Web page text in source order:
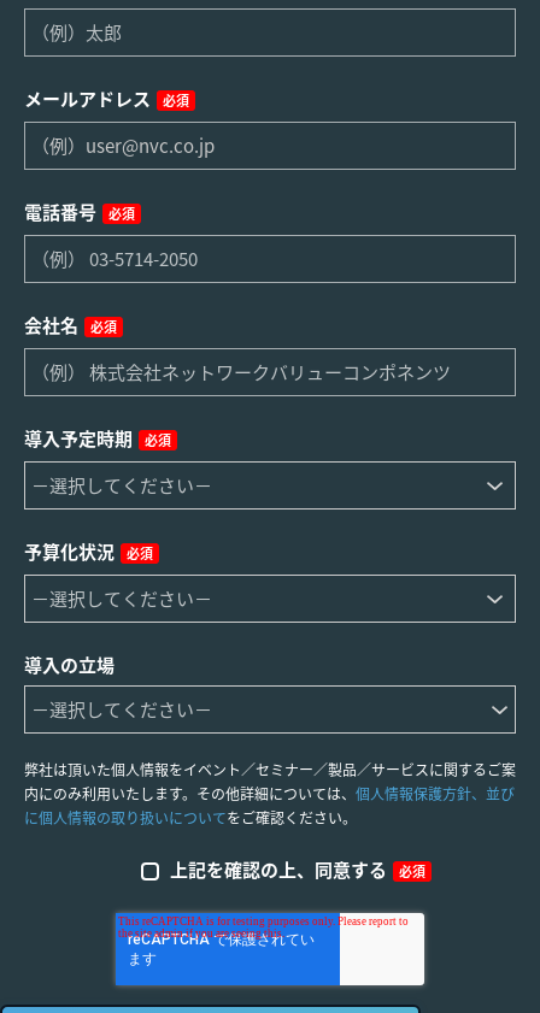
メールアドレス 必須
電話番号 必須
会社名 必須
導入予定時期 必須
予算化状況 必須
導入の立場
弊社は頂いた個人情報をイベント／セミナー／製品／サービスに関するご案
内にのみ利用いたします。その他詳細については、 個人情報保護方針、並び
に個人情報の取り扱いについてをご確認ください。
上記を確認の上、同意する 必須